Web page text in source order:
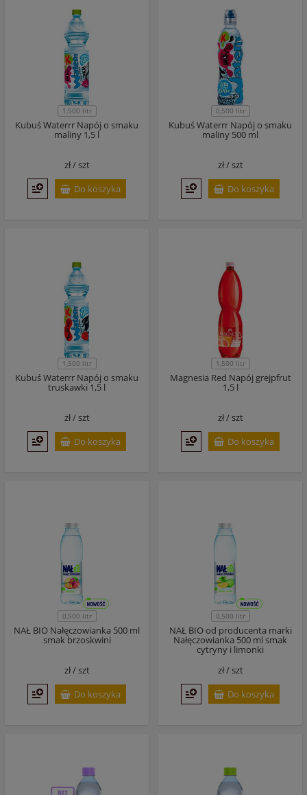
1,500 litr
Kubuś Waterrr Napój o smaku
maliny 1,5 l
zł /szt
Do koszyka
0,500 litr
Kubuś Waterrr Napój o smaku
maliny 500 ml
zł /szt
Do koszyka
1,500 litr
Kubuś Waterrr Napój o smaku
truskawki 1,5 l
zł /szt
Do koszyka
1,500 litr
Magnesia Red Napój grejpfrut
1,5 l
zł /szt
Do koszyka
0,500 litr
NAŁ BIO Nałęczowianka 500 ml
smak brzoskwini
zł /szt
Do koszyka
0,500 litr
NAŁ BIO od producenta marki
Nałęczowianka 500 ml smak
cytryny i limonki
zł /szt
Do koszyka